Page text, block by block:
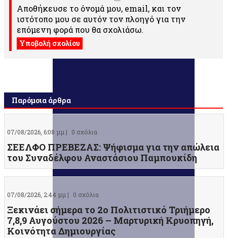
Αποθήκευσε το όνομά μου, email, και τον
ιστότοπο μου σε αυτόν τον πλοηγό για την
επόμενη φορά που θα σχολιάσω.
Παρόμοια άρθρα
07/08/2026, 6:08 μμ | 0 σχόλια
ΣΕΕΛΦΟ ΠΡΕΒΕΖΑΣ: Ψήφισμα για την απώλεια
του Συναδέλφου Αναστάσιου Παμπουκίδη
07/08/2026, 2:44 μμ | 0 σχόλια
Ξεκινάει σήμερα το 2ο Πολιτιστικό Τριήμερο
7,8,9 Αυγούστου 2026 – Μαρτυρική Κρυοπηγή,
Κοινότητα Δημιουργίας